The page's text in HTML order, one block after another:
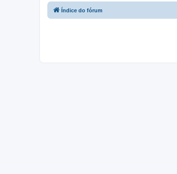
Índice do fórum